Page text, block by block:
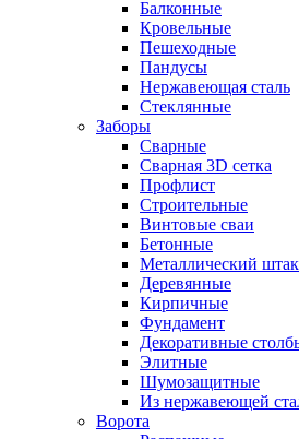
Балконные
Кровельные
Пешеходные
Пандусы
Нержавеющая сталь
Стеклянные
Заборы
Сварные
Сварная 3D сетка
Профлист
Строительные
Винтовые сваи
Бетонные
Металлический
Деревянные
Кирпичные
Фундамент
Декоративные
Элитные
Шумозащитные
Из нержавеющей
Ворота